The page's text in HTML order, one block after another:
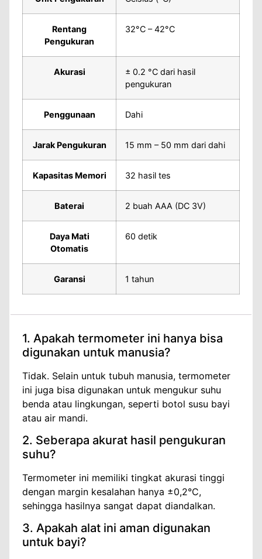
Rentang
Pengukuran
32°C – 42°C
Akurasi
± 0.2 °C dari hasil
pengukuran
Penggunaan Dahi
Jarak Pengukuran 15 mm – 50 mm dari dahi
Kapasitas Memori 32 hasil tes
Baterai 2 buah AAA (DC 3V)
Daya Mati
Otomatis
60 detik
Garansi 1 tahun
1. Apakah termometer ini hanya bisa
digunakan untuk manusia?
Tidak. Selain untuk tubuh manusia, termometer
ini juga bisa digunakan untuk mengukur suhu
benda atau lingkungan, seperti botol susu bayi
atau air mandi.
2. Seberapa akurat hasil pengukuran
suhu?
Termometer ini memiliki tingkat akurasi tinggi
dengan margin kesalahan hanya ±0,2°C,
sehingga hasilnya sangat dapat diandalkan.
3. Apakah alat ini aman digunakan
untuk bayi?